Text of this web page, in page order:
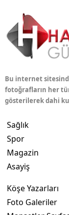
Bu internet
fotoğrafların her
gösterilerek dahi
Sağlık
Spor
Magazin
Asayiş
Köşe Yazarları
Foto Galeriler